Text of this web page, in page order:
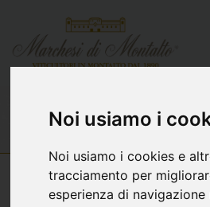
Noi usiamo i
Noi usiamo i cookies e
tracciamento per
esperienza di
Lista vini Orange